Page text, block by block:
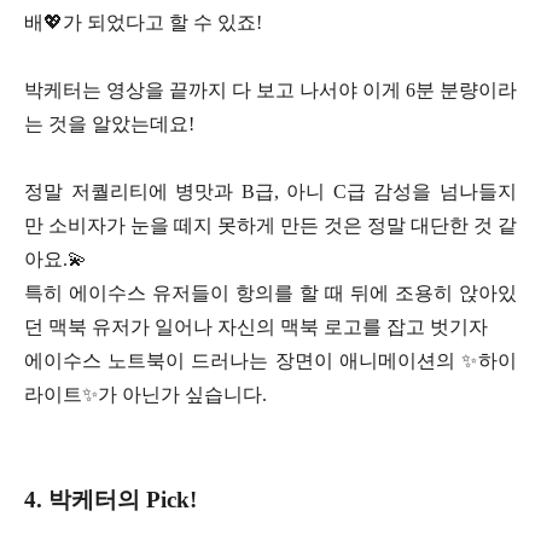
배💖가 되었다고 할 수 있죠!
박케터는 영상을 끝까지 다 보고 나서야 이게 6분 분량이라
는 것을 알았는데요!
정말 저퀄리티에 병맛과 B급, 아니 C급 감성을 넘나들지
만 소비자가 눈을 떼지 못하게 만든 것은 정말 대단한 것 같
아요.💫
특히 에이수스 유저들이 항의를 할 때 뒤에 조용히 앉아있
던 맥북 유저가 일어나 자신의 맥북 로고를 잡고 벗기자
에이수스 노트북이 드러나는 장면이 애니메이션의 ✨하이
라이트✨가 아닌가 싶습니다.
4. 박케터의 Pick!